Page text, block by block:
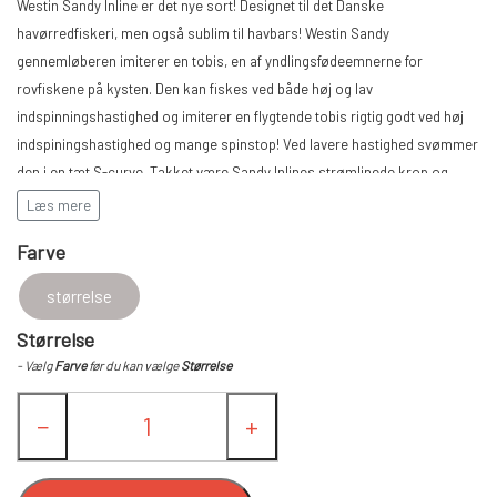
LANDINGS NET
FC SPINNERE HÅNDLAVEDE
FC UPSTREAM STANDARD
FC DOWNSTREAM STANDARD
FC BULLET STANDARD
FC UPSTREAM SKJERN Å SPECIAL (M/
#8 KROGE)
FC SPINNERE WESTIN
FC WESTIN UPSTREAM SPINNERE
FC WESTIN DOWNSTREAM
FISKEBLINK
TASKER OG BEKLÆDNING
Westin Sandy Inline er det nye sort! Designet til det Danske
havørredfiskeri, men også sublim til havbars! Westin Sandy
gennemløberen imiterer en tobis, en af yndlingsfødeemnerne for
rovfiskene på kysten. Den kan fiskes ved både høj og lav
indspinningshastighed og imiterer en flygtende tobis rigtig godt ved høj
indspiningshastighed og mange spinstop! Ved lavere hastighed svømmer
den i en tæt S-curve. Takket være Sandy Inlines strømlinede krop og
vægtbalance kaster den helt suverænt!
Teflonrør
ABS Plastic og Zink konstruktion
Ultra skarp enkeltkrog, perler og splirtringe medfølger
Meget detaljeret design
Læs mere
Farve
størrelse
Størrelse
- VælgFarvefør du kan vælgeStørrelse
− +